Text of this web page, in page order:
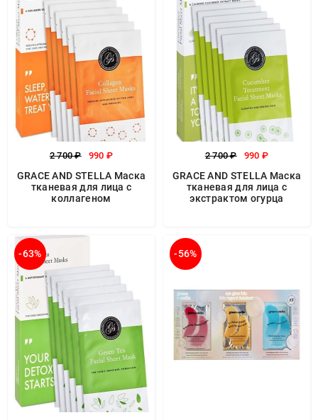
2 700 ₽ 990 ₽
GRACE AND STELLA Маска
тканевая для лица с
коллагеном
2 700 ₽ 990 ₽
GRACE AND STELLA Маска
тканевая для лица с
экстрактом огурца
-63% -56%